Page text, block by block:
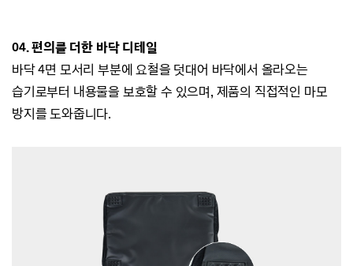
04. 편의를 더한 바닥 디테일
바닥 4면 모서리 부분에 요철을 덧대어 바닥에서 올라오는
습기로부터 내용물을 보호할 수 있으며, 제품의 직접적인 마모
방지를 도와줍니다.